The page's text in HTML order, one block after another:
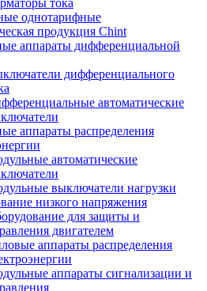
однотарифные
продукция Chint
аппараты дифференциальной
дифференциального
автоматические
аппараты распределения
автоматические
выключатели нагрузки
низкого напряжения
для защиты и
двигателем
аппараты распределения
аппараты сигнализации и